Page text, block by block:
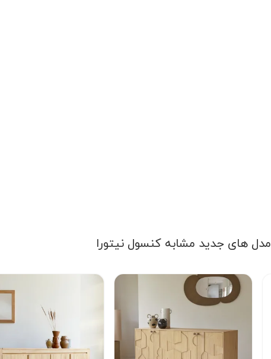
مدل های جدید مشابه کنسول نیتورا